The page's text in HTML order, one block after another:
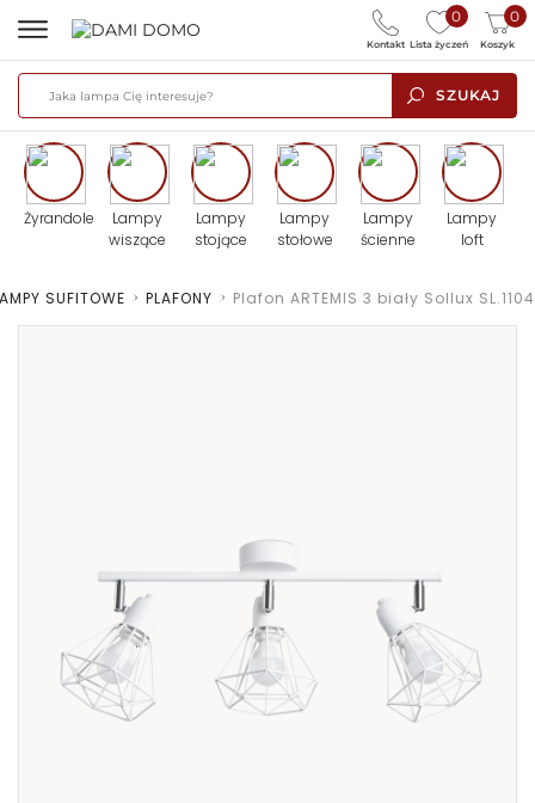
SZUKAJ
0
Lista życzeń
0
Koszyk
Kontakt
Żyrandole
Lampy
wiszące
Lampy
stojące
Lampy
stołowe
Lampy
ścienne
Lampy
loft
SUFITOWE > PLAFONY > Plafon ARTEMIS 3 biały Sollux SL.1104